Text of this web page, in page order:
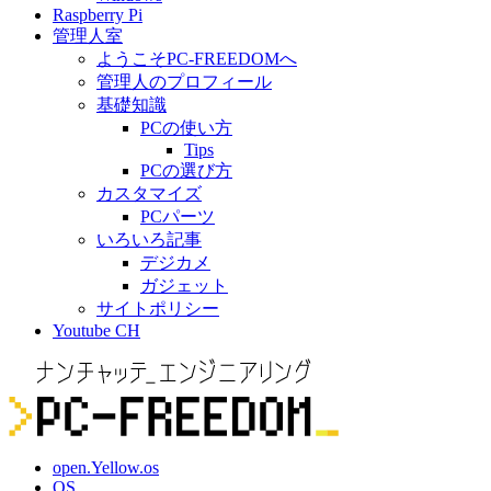
Raspberry Pi
管理人室
ようこそPC-FREEDOMへ
管理人のプロフィール
基礎知識
PCの使い方
Tips
PCの選び方
カスタマイズ
PCパーツ
いろいろ記事
デジカメ
ガジェット
サイトポリシー
Youtube CH
open.Yellow.os
OS